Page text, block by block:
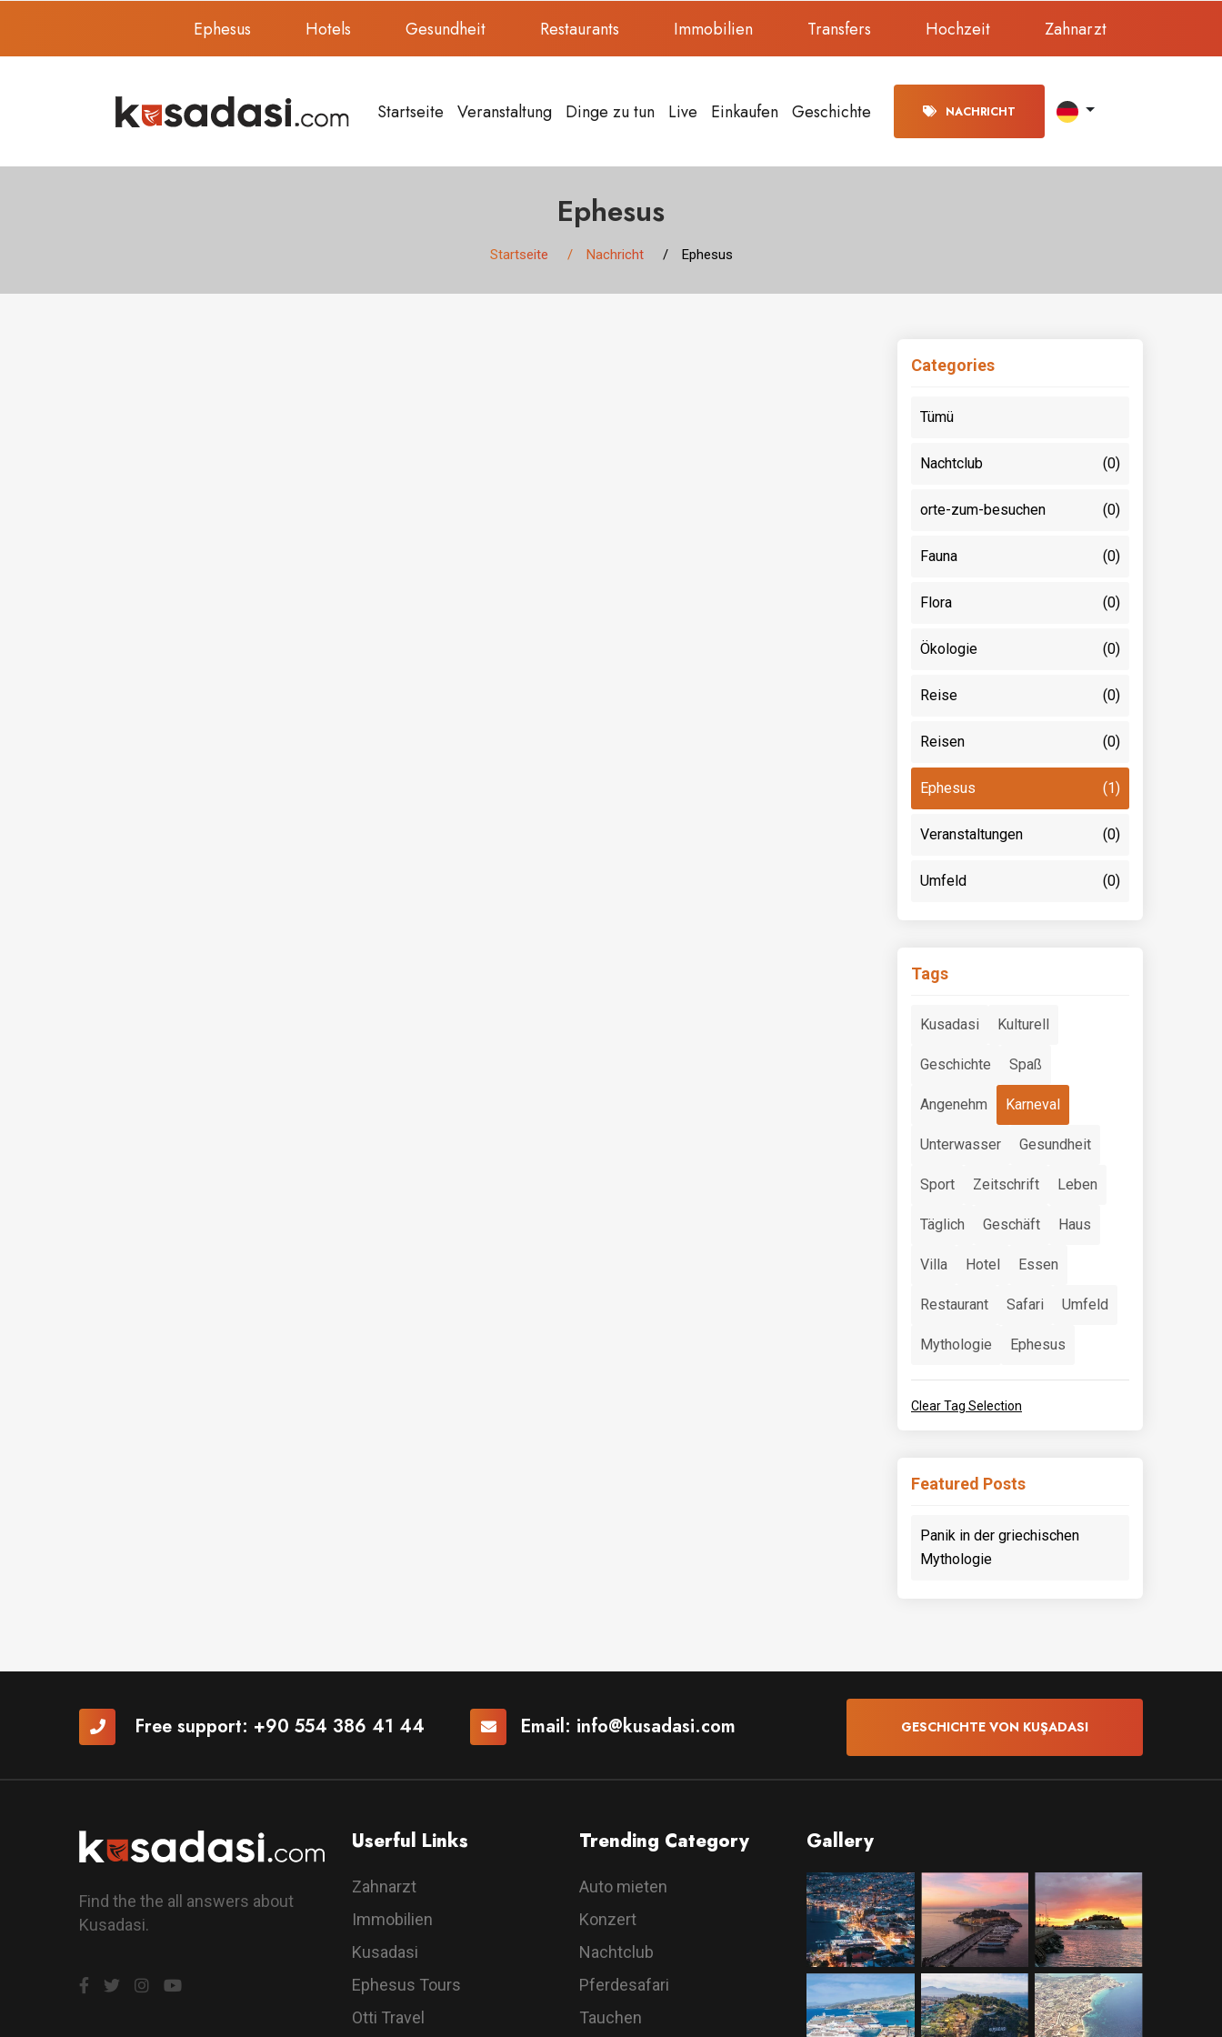
Ephesus Hotels Gesundheit Restaurants Immobilien Transfers Hochzeit Zahnarzt
Startseite Veranstaltung Dinge zu tun Live Einkaufen Geschichte NACHRICHT
Ephesus
Startseite Nachricht Ephesus
Categories
Tümü
Nachtclub (0)
orte-zum-besuchen (0)
Fauna (0)
Flora (0)
Ökologie (0)
Reise (0)
Reisen (0)
Ephesus (1)
Veranstaltungen (0)
Umfeld (0)
Tags
Kusadasi Kulturell
Geschichte Spaß
Angenehm Karneval
Unterwasser Gesundheit
Sport Zeitschrift Leben
Täglich Geschäft Haus
Villa Hotel Essen
Restaurant Safari Umfeld
Mythologie Ephesus
Clear Tag Selection
Featured Posts
Panik in der griechischen
Mythologie
Free support: +90 554 386 41 44 Email: info@kusadasi.com GESCHICHTE VON KUŞADASI
Find the the all answers about
Kusadasi.
Userful Links
Zahnarzt
Immobilien
Kusadasi
Ephesus Tours
Otti Travel
Trending Category
Auto mieten
Konzert
Nachtclub
Pferdesafari
Tauchen
Gallery